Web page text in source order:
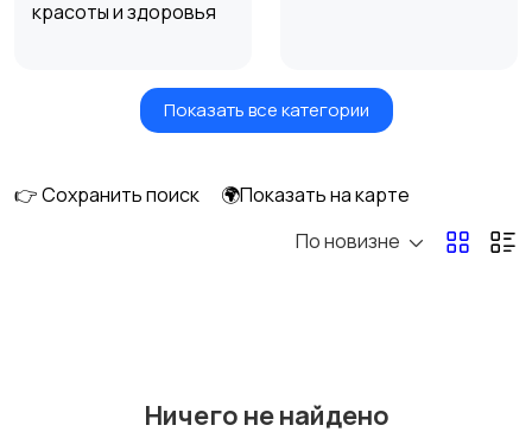
красоты и здоровья
Фены и стайлеры Напольные весы
Бритвы и эпиляторы
Показать все категории
👉 Сохранить поиск
🌍Показать на карте
По новизне
Ничего не найдено